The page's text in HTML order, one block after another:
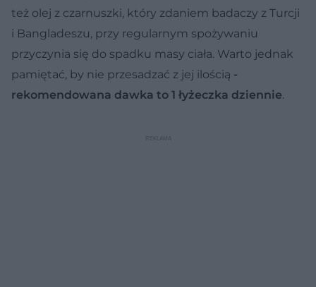
też olej z czarnuszki, który zdaniem badaczy z Turcji
i Bangladeszu, przy regularnym spożywaniu
przyczynia się do spadku masy ciała. Warto jednak
pamiętać, by nie przesadzać z jej ilością -
rekomendowana dawka to 1 łyżeczka dziennie.